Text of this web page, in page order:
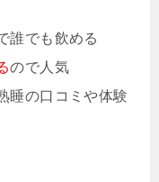
誰でも飲める
ので人気
睡の口コミや体験